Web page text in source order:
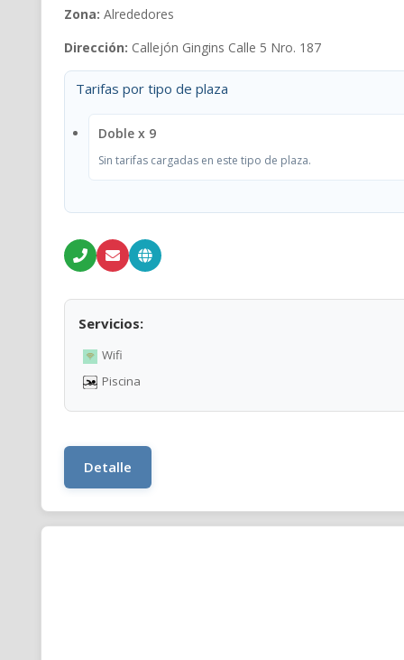
Zona: Alrededores
Dirección: Callejón Gingins Calle 5 Nro. 187
Tarifas por tipo de plaza
Doble x 9
Sin tarifas cargadas en este tipo de plaza.
Servicios:
Wifi
Piscina
Detalle